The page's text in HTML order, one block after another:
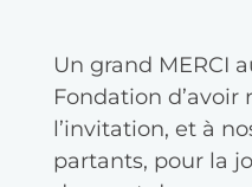
Un grand MERCI
Fondation d’avoir
l’invitation, et à
partants, pour la